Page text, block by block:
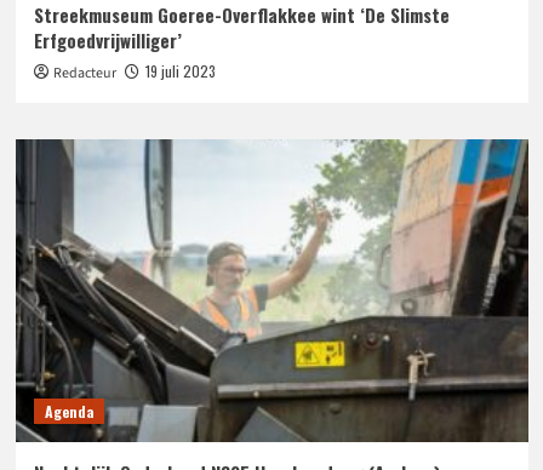
Streekmuseum Goeree-Overflakkee wint ‘De Slimste
Erfgoedvrijwilliger’
Redacteur 19 juli 2023
Agenda